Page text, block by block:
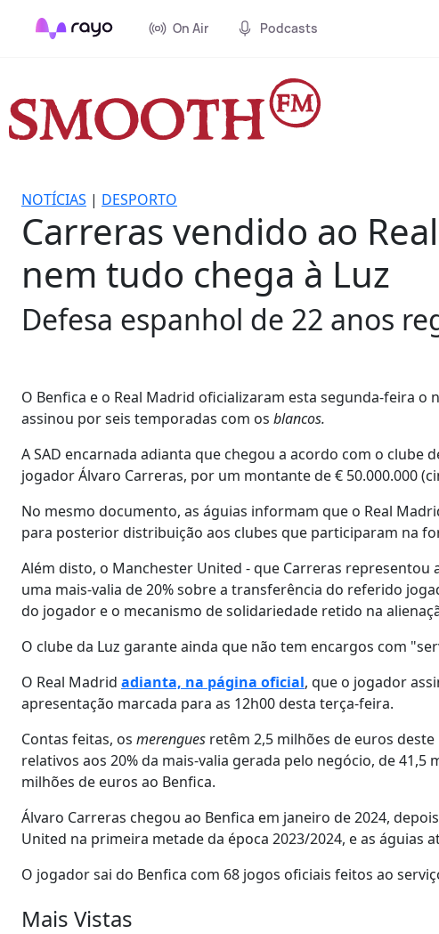
On Air Podcasts
NOTÍCIAS | DESPORTO
Carreras vendido ao
nem tudo chega à Luz
Defesa espanhol de 22 anos
O Benfica e o Real Madrid oficializaram esta segunda-feira
assinou por seis temporadas com os blancos.
A SAD encarnada adianta que chegou a acordo com o
jogador Álvaro Carreras, por um montante de € 50.000.000
No mesmo documento, as águias informam que o Real
para posterior distribuição aos clubes que participaram na
Além disto, o Manchester United - que Carreras
uma mais-valia de 20% sobre a transferência do referido
do jogador e o mecanismo de solidariedade retido na
O clube da Luz garante ainda que não tem encargos com
O Real Madrid adianta, na página oficial, que o jogador
apresentação marcada para as 12h00 desta terça-feira.
Contas feitas, os merengues retêm 2,5 milhões de euros
relativos aos 20% da mais-valia gerada pelo negócio, de
milhões de euros ao Benfica.
Álvaro Carreras chegou ao Benfica em janeiro de 2024,
United na primeira metade da época 2023/2024, e as águias
O jogador sai do Benfica com 68 jogos oficiais feitos ao
Mais Vistas